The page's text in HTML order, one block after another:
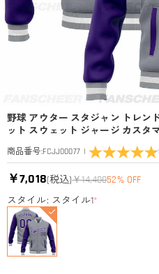
野球 アウター スタジャン トレン
ット スウェット ジャージ カスタ
商品番号:FCJJ00077 |
￥7,018(税込)￥14,40052% OFF
スタイル: スタイル1*